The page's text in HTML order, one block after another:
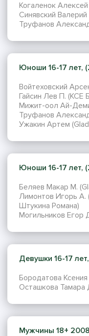
Когаленок
Синявский
Труфанов
Юноши 16-17 лет,
Войтеховский
Гайсин Лев П. (КСЕ
Мижит-оол Ай-
Труфанов
Ужакин Артем
Юноши 16-17 лет,
Беляев Макар М.
Лимонтов Игорь
Штукина Романа)
Могильников Егор
Девушки 16-17
Бородатова
Осташкова
Мужчины 18+